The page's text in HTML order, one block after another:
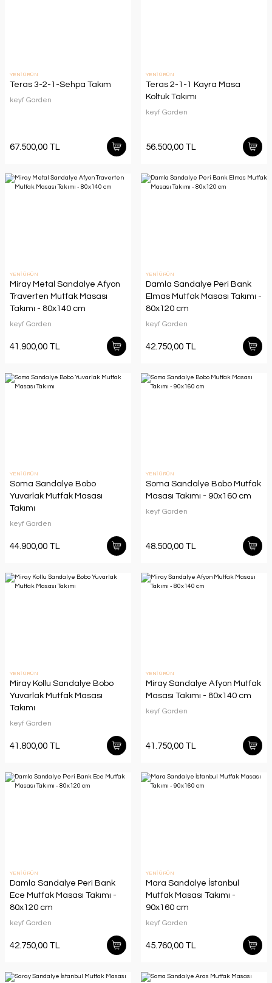
YENİ ÜRÜN
Teras 3-2-1-Sehpa Takım
keyf Garden
67.500,00 TL
YENİ ÜRÜN
Teras 2-1-1 Kayra Masa
Koltuk Takımı
keyf Garden
56.500,00 TL
YENİ ÜRÜN
Miray Metal Sandalye Afyon
Traverten Mutfak Masası
Takımı - 80x140 cm
keyf Garden
41.900,00 TL
YENİ ÜRÜN
Damla Sandalye Peri Bank
Elmas Mutfak Masası Takımı -
80x120 cm
keyf Garden
42.750,00 TL
YENİ ÜRÜN
Soma Sandalye Bobo
Yuvarlak Mutfak Masası
Takımı
keyf Garden
44.900,00 TL
YENİ ÜRÜN
Soma Sandalye Bobo Mutfak
Masası Takımı - 90x160 cm
keyf Garden
48.500,00 TL
YENİ ÜRÜN
Miray Kollu Sandalye Bobo
Yuvarlak Mutfak Masası
Takımı
keyf Garden
41.800,00 TL
YENİ ÜRÜN
Miray Sandalye Afyon Mutfak
Masası Takımı - 80x140 cm
keyf Garden
41.750,00 TL
YENİ ÜRÜN
Damla Sandalye Peri Bank
Ece Mutfak Masası Takımı -
80x120 cm
keyf Garden
42.750,00 TL
YENİ ÜRÜN
Mara Sandalye İstanbul
Mutfak Masası Takımı -
90x160 cm
keyf Garden
45.760,00 TL